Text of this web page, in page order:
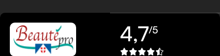
4,7/5